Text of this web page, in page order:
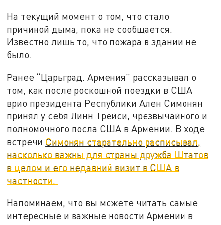
На текущий момент о том, что стало
причиной дыма, пока не сообщается.
Известно лишь то, что пожара в здании не
было.
Ранее “Царьград. Армения” рассказывал о
том, как после роскошной поездки в США
врио президента Республики Ален Симонян
принял у себя Линн Трейси, чрезвычайного и
полномочного посла США в Армении. В ходе
встречи Симонян старательно расписывал,
насколько важны для страны дружба Штатов
в целом и его недавний визит в США в
частности.
Напоминаем, что вы можете читать самые
интересные и важные новости Армении в